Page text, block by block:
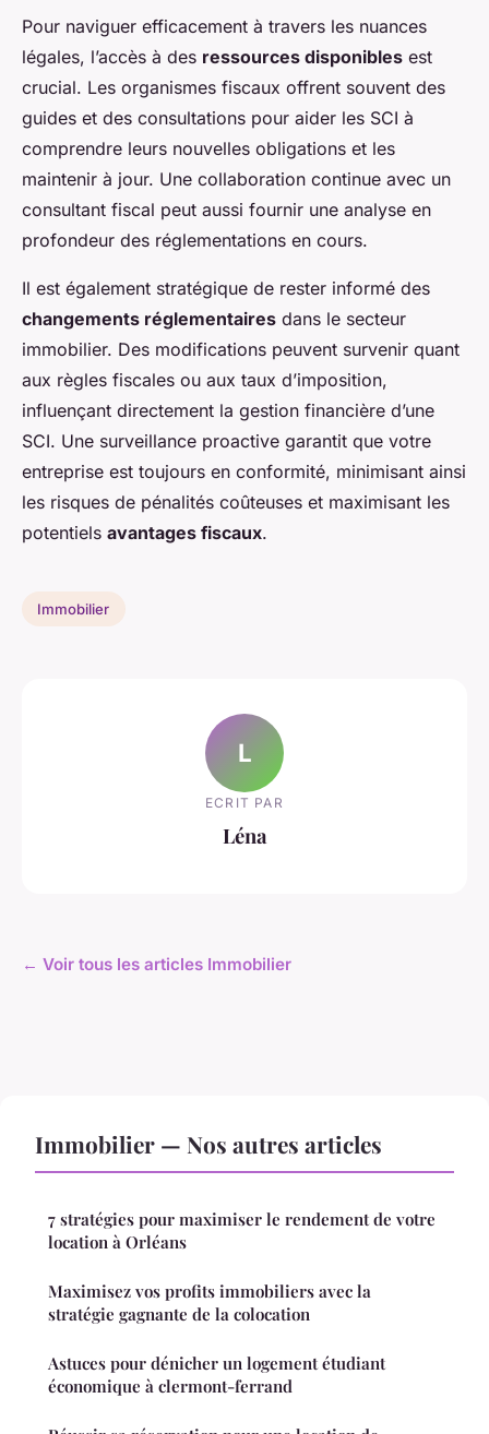
Pour naviguer efficacement à travers les nuances
légales, l’accès à des ressources disponibles est
crucial. Les organismes fiscaux offrent souvent des
guides et des consultations pour aider les SCI à
comprendre leurs nouvelles obligations et les
maintenir à jour. Une collaboration continue avec un
consultant fiscal peut aussi fournir une analyse en
profondeur des réglementations en cours.
Il est également stratégique de rester informé des
changements réglementaires dans le secteur
immobilier. Des modifications peuvent survenir quant
aux règles fiscales ou aux taux d’imposition,
influençant directement la gestion financière d’une
SCI. Une surveillance proactive garantit que votre
entreprise est toujours en conformité, minimisant ainsi
les risques de pénalités coûteuses et maximisant les
potentiels avantages fiscaux.
Immobilier
L
ECRIT PAR
Léna
← Voir tous les articles Immobilier
Immobilier — Nos autres articles
7 stratégies pour maximiser le rendement de votre
location à Orléans
Maximisez vos profits immobiliers avec la
stratégie gagnante de la colocation
Astuces pour dénicher un logement étudiant
économique à clermont-ferrand